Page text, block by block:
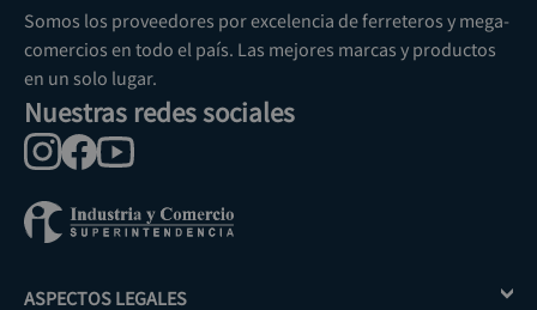
Somos los proveedores por excelencia de ferreteros y mega-
comercios en todo el país. Las mejores marcas y productos
en un solo lugar.
Nuestras redes sociales
ASPECTOS LEGALES +